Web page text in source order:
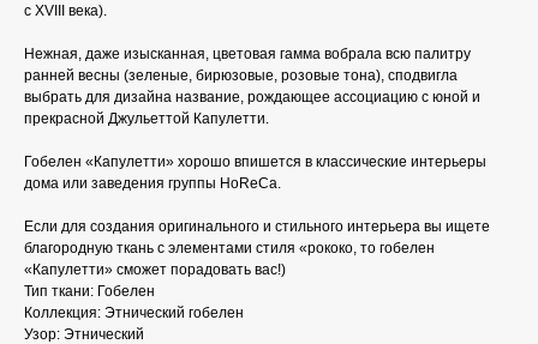
с XVIII века).
Нежная, даже изысканная, цветовая гамма вобрала всю палитру
ранней весны (зеленые, бирюзовые, розовые тона), сподвигла
выбрать для дизайна название, рождающее ассоциацию с юной и
прекрасной Джульеттой Капулетти.
Гобелен «Капулетти» хорошо впишется в классические интерьеры
дома или заведения группы HoReCa.
Если для создания оригинального и стильного интерьера вы ищете
благородную ткань с элементами стиля «рококо, то гобелен
«Капулетти» сможет порадовать вас!)
Тип ткани: Гобелен
Коллекция: Этнический гобелен
Узор: Этнический